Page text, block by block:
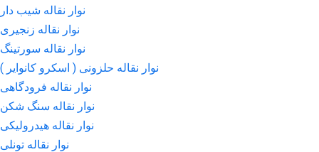
نوار نقاله شیب دار
نوار نقاله زنجیری
نوار نقاله سورتینگ
نوار نقاله حلزونی ( اسکرو کانوایر )
نوار نقاله فرودگاهی
نوار نقاله سنگ شکن
نوار نقاله هیدرولیکی
نوار نقاله تونلی